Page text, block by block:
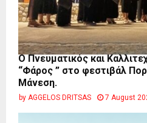
Ο Πνευματικός και
“Φάρος ” στο φεστιβάλ
Μάνεση.
by AGGELOS DRITSAS 7 August